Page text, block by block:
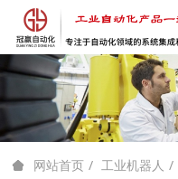
网站首页 工业机器人